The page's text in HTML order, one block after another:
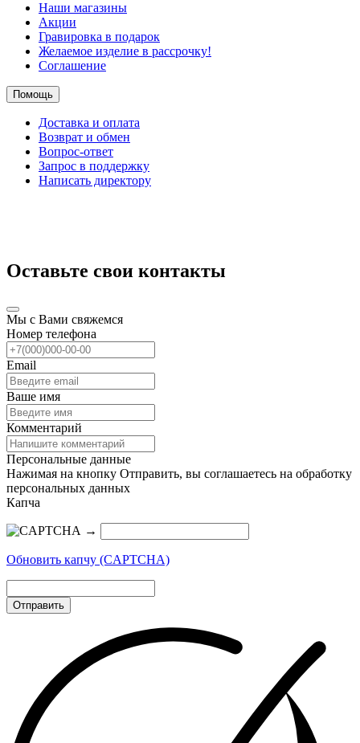
Наши магазины
Акции
Гравировка в подарок
Желаемое изделие в рассрочку!
Соглашение
Помощь
Доставка и оплата
Возврат и обмен
Вопрос-ответ
Запрос в поддержку
Написать директору
Оставьте свои контакты
Мы с Вами свяжемся
Номер телефона
Email
Ваше имя
Комментарий
Персональные данные
Нажимая на кнопку Отправить, вы соглашаетесь на обработку
персональных данных
Капча
→
Обновить капчу (CAPTCHA)
Отправить